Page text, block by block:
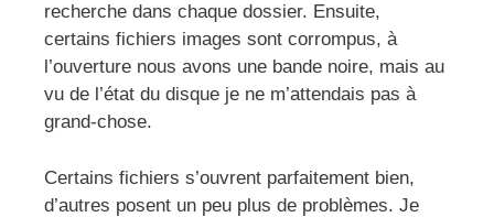
recherche dans chaque dossier. Ensuite,
certains fichiers images sont corrompus, à
l’ouverture nous avons une bande noire, mais au
vu de l’état du disque je ne m’attendais pas à
grand-chose.
Certains fichiers s’ouvrent parfaitement bien,
d’autres posent un peu plus de problèmes. Je